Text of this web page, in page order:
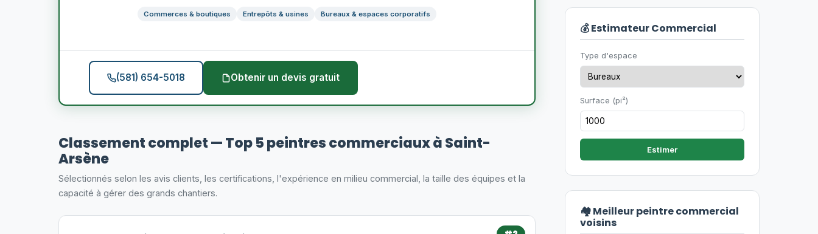
Commerces & boutiques Entrepôts & usines Bureaux & espaces corporatifs
(581) 654-5018 Obtenir un devis gratuit
Classement complet — Top 5 peintres commerciaux à Saint-
Arsène
Sélectionnés selon les avis clients, les certifications, l'expérience en milieu commercial, la taille des équipes et la
capacité à gérer des grands chantiers.
💰 Estimateur Commercial
Type d'espace
Surface (pi²)
Estimer
🏘️ Meilleur peintre commercial
voisins